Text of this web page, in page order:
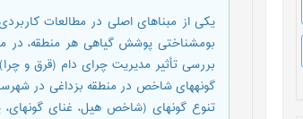
بوم­شناختی پوشش گياهی هر منطقه، در
بررسی تأثیر مدیریت چرای دام (قرق و
گونه­های شاخص در منطقه بزداغی در
تنوع گونه­ای (شاخص هیل، غنای